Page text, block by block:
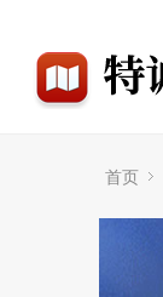
首页